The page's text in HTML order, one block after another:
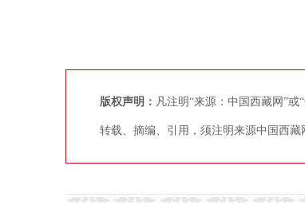
版权声明： 凡注明“来源：中国西藏网”
转载、摘编、引用，须注明来源中国西藏